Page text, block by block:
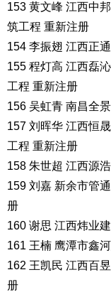
153 黄文峰 江西中
筑工程 重新注册
154 李振翅 江西正
155 程灯高 江西磊
工程 重新注册
156 吴虹青 南昌全
157 刘晖华 江西恒
工程 重新注册
158 朱世超 江西源
159 刘嘉 新余市管
册
160 谢思 江西炜业
161 王楠 鹰潭市鑫
162 王凯民 江西百
册